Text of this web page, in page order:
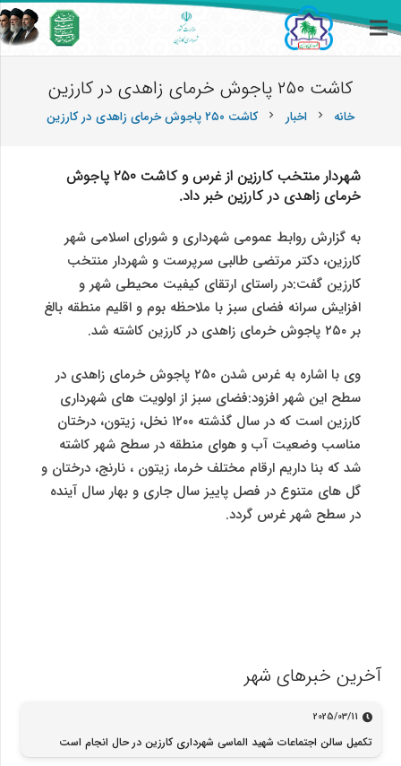
کاشت ۲۵۰ پاجوش خرمای زاهدی در کارزین
خانه chevron_right اخبار chevron_right کاشت ۲۵۰ پاجوش خرمای زاهدی در کارزین
شهردار منتخب کارزین از غرس و کاشت ۲۵۰ پاجوش
خرمای زاهدی در کارزین خبر داد.
به گزارش روابط عمومی شهرداری و شورای اسلامی شهر
کارزین، دکتر مرتضی طالبی سرپرست و شهردار منتخب
کارزین گفت:در راستای ارتقای کیفیت محیطی شهر و
افزایش سرانه فضای سبز با ملاحظه بوم و اقلیم منطقه بالغ
بر ۲۵۰ پاجوش خرمای زاهدی در کارزین کاشته شد.
وی با اشاره به غرس شدن ۲۵۰ پاجوش خرمای زاهدی در
سطح این شهر افزود:فضای سبز از اولویت های شهرداری
کارزین است که در سال گذشته ۱۲۰۰ نخل، زیتون، درختان
مناسب وضعیت آب و هوای منطقه در سطح شهر کاشته
شد که بنا داریم ارقام مختلف خرما، زیتون ، نارنج، درختان و
گل های متنوع در فصل پاییز سال جاری و بهار سال آینده
در سطح شهر غرس گردد.
آخرین خبرهای شهر
2025/03/11
تکمیل سالن اجتماعات شهید الماسی شهرداری کارزین در حال انجام است